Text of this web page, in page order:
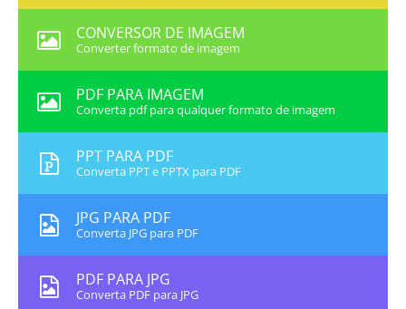
CONVERSOR DE IMAGEM
Converter formato de imagem
PDF PARA IMAGEM
Converta pdf para qualquer formato de imagem
PPT PARA PDF
Converta PPT e PPTX para PDF
JPG PARA PDF
Converta JPG para PDF
PDF PARA JPG
Converta PDF para JPG